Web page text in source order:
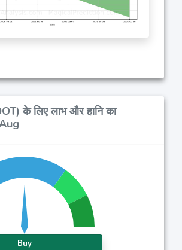
के लिए लाभ और हानि का
Buy